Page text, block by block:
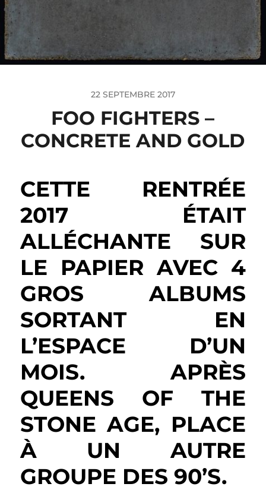
22 SEPTEMBRE 2017
FOO FIGHTERS –
CONCRETE AND GOLD
CETTE RENTRÉE
2017 ÉTAIT
ALLÉCHANTE SUR
LE PAPIER AVEC 4
GROS ALBUMS
SORTANT EN
L’ESPACE D’UN
MOIS. APRÈS
QUEENS OF THE
STONE AGE, PLACE
À UN AUTRE
GROUPE DES 90’S.